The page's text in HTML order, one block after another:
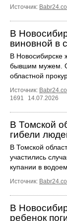
Источник:
В
виновной в
В Новосибирске
бывшим мужем.
областной
Источник:
1691
14.07.2026
В Томской
гибели
В Томской
участились
купании в
Источник:
В
ребенок